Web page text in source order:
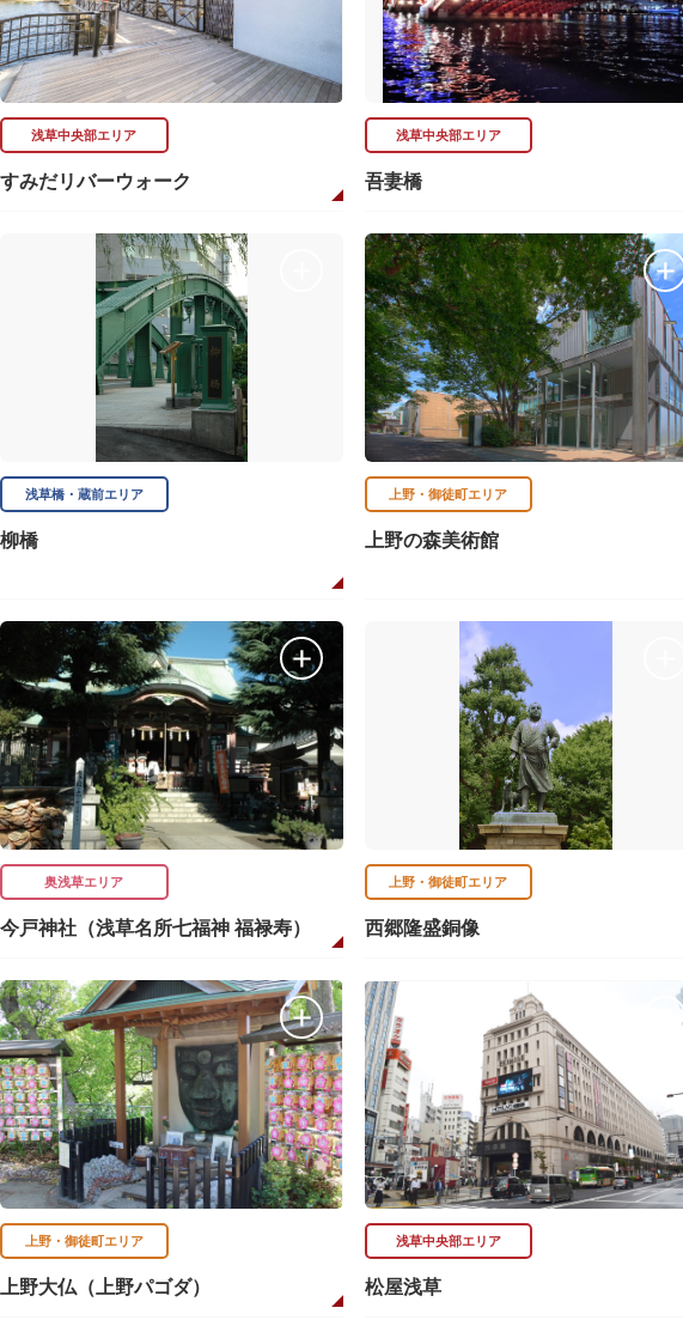
浅草中央部エリア
すみだリバーウォーク
浅草中央部エリア
吾妻橋
浅草橋・蔵前エリア
柳橋
上野・御徒町エリア
上野の森美術館
奥浅草エリア
今戸神社（浅草名所七福神 福禄寿）
上野・御徒町エリア
西郷隆盛銅像
上野・御徒町エリア
上野大仏（上野パゴダ）
浅草中央部エリア
松屋浅草